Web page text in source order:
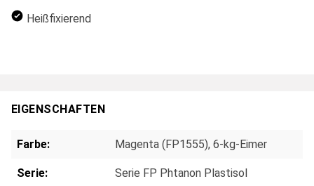
Heißfixierend
EIGENSCHAFTEN
Farbe: Magenta (FP1555), 6-kg-Eimer
Serie: Serie FP Phtanon Plastisol